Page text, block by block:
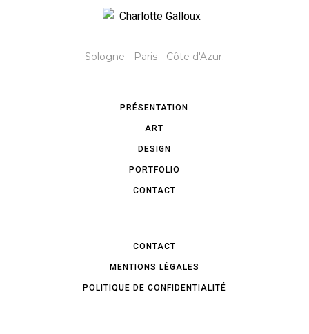
PRÉSENTATION
ART
DESIGN
PORTFOLIO
CONTACT
Sologne - Paris - Côte d'Azur.
CONTACT
MENTIONS LÉGALES
POLITIQUE DE CONFIDENTIALITÉ